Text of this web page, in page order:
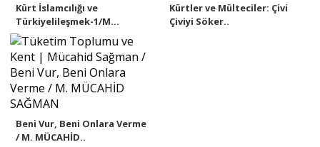
Kürt İslamcılığı ve
Türkiyelileşmek-1/M...
Kürtler ve Mülteciler: Çivi
Çiviyi Söker..
Beni Vur, Beni Onlara Verme
/ M. MÜCAHİD..